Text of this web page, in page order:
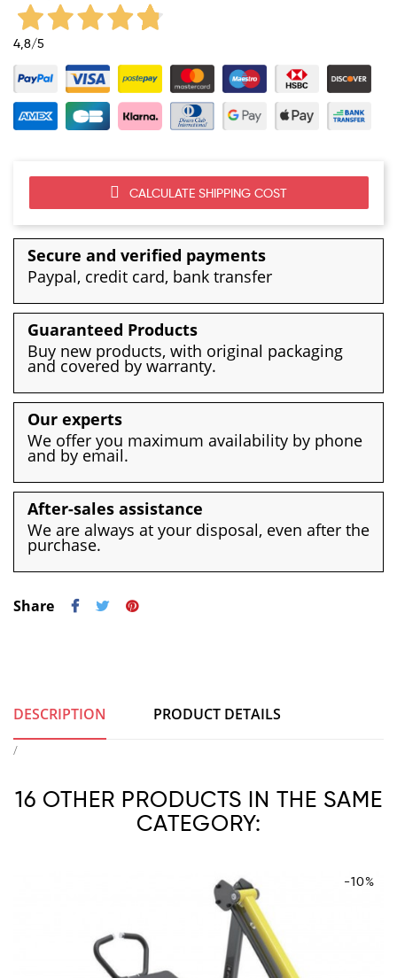
4,8/5
CALCULATE SHIPPING COST
Secure and verified payments
Paypal, credit card, bank transfer
Guaranteed Products
Buy new products, with original packaging
and covered by warranty.
Our experts
We offer you maximum availability by phone
and by email.
After-sales assistance
We are always at your disposal, even after the
purchase.
Share
DESCRIPTION PRODUCT DETAILS
/
16 OTHER PRODUCTS IN THE SAME
CATEGORY:
-10%